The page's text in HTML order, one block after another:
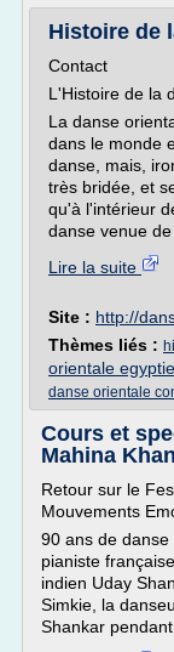
Histoire de
Contact
L'Histoire de la
La danse
dans le monde
danse, mais,
très bridée, et
qu'à l'intérieur
danse venue de
Lire la suite
Site : http://
Thèmes liés :
orientale
danse orientale
Cours et
Mahina
Retour sur le
Mouvements
90 ans de
pianiste
indien Uday
Simkie, la
Shankar pendant